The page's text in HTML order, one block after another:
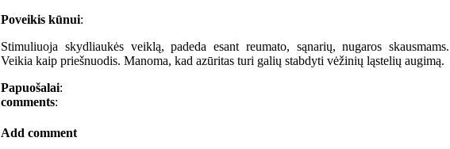
Poveikis kūnui:
Stimuliuoja skydliaukės veiklą, padeda esant reumato, sąnarių, nugaros skausmams.
Veikia kaip priešnuodis. Manoma, kad azūritas turi galių stabdyti vėžinių ląstelių augimą.
Papuošalai:
comments:
Add comment